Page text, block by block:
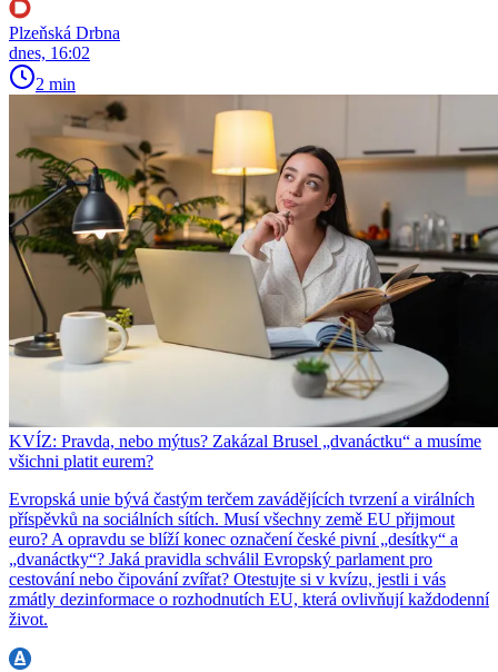
Plzeňská Drbna
dnes, 16:02
2 min
KVÍZ: Pravda, nebo mýtus? Zakázal Brusel „dvanáctku“ a musíme
všichni platit eurem?
Evropská unie bývá častým terčem zavádějících tvrzení a virálních
příspěvků na sociálních sítích. Musí všechny země EU přijmout
euro? A opravdu se blíží konec označení české pivní „desítky“ a
„dvanáctky“? Jaká pravidla schválil Evropský parlament pro
cestování nebo čipování zvířat? Otestujte si v kvízu, jestli i vás
zmátly dezinformace o rozhodnutích EU, která ovlivňují každodenní
život.